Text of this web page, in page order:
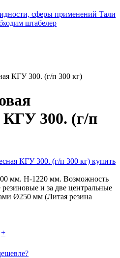
сферы применений Тали
штабелер
КГУ 300. (г/п 300 кг)
КГУ 300. (г/п
мм. Н-1220 мм. Возможность
и за две центральные
Ø250 мм (Литая резина
+